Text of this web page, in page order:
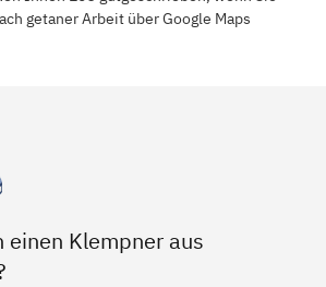
getaner Arbeit über Google Maps
einen Klempner aus